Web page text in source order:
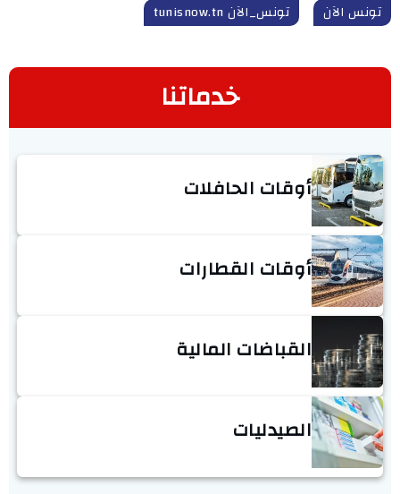
تونس الآن
تونس_الآن tunisnow.tn
خدماتنا
أوقات الحافلات
أوقات القطارات
القباضات المالية
الصيدليات